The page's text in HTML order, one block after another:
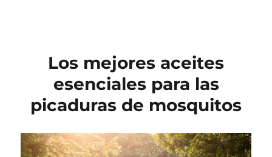
Los mejores aceites
esenciales para las
picaduras de mosquitos